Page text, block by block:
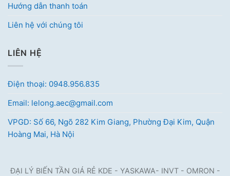
Hướng dẫn thanh toán
Liên hệ với chúng tôi
LIÊN HỆ
Điện thoại: 0948.956.835
Email: lelong.aec@gmail.com
VPGD: Số 66, Ngõ 282 Kim Giang, Phường Đại Kim, Quận
Hoàng Mai, Hà Nội
ĐẠI LÝ BIẾN TẦN GIÁ RẺ KDE - YASKAWA- INVT - OMRON -